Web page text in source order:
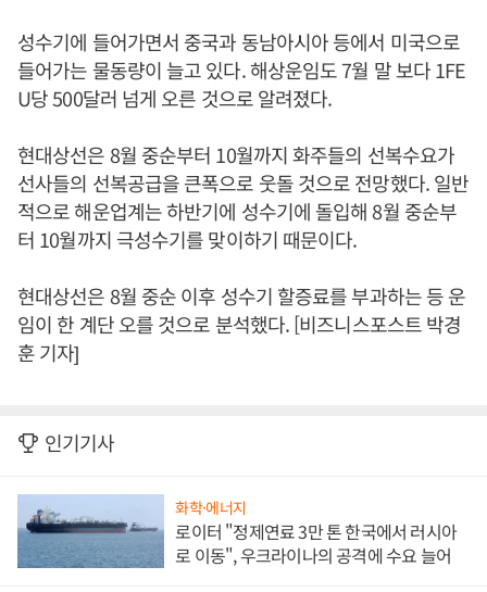
성수기에 들어가면서 중국과 동남아시아 등에서 미국으로
들어가는 물동량이 늘고 있다. 해상운임도 7월 말 보다 1FE
U당 500달러 넘게 오른 것으로 알려졌다.
현대상선은 8월 중순부터 10월까지 화주들의 선복수요가
선사들의 선복공급을 큰폭으로 웃돌 것으로 전망했다. 일반
적으로 해운업계는 하반기에 성수기에 돌입해 8월 중순부
터 10월까지 극성수기를 맞이하기 때문이다.
현대상선은 8월 중순 이후 성수기 할증료를 부과하는 등 운
임이 한 계단 오를 것으로 분석했다. [비즈니스포스트 박경
훈 기자]
인기기사
화학·에너지
로이터 "정제연료 3만 톤 한국에서 러시아
로 이동", 우크라이나의 공격에 수요 늘어